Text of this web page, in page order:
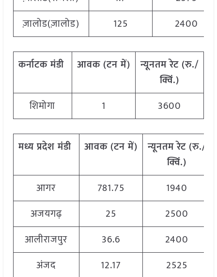
ज़ालोड(ज़ालोड)
125 2400
कर्नाटकमंडी आवक(टनमें) न्यूनतमरेट(रु./
क्विं.)
शिमोगा 1 3600
मध्यप्रदेशमंडी आवक(टनमें) न्यूनतमरेट(रु./
क्विं.)
आगर 781.75
1940
अजयगढ़
25
2500
आलीराजपुर
36.6
2400
अंजद
12.17
2525